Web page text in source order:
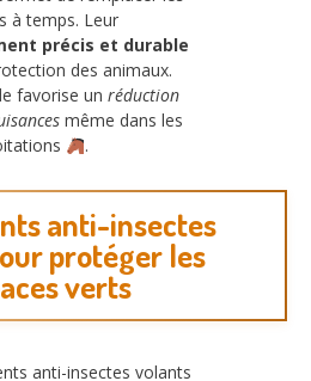
à temps. Leur
précis et durable
des animaux.
favorise un réduction
même dans les
.
anti-insectes
protéger les
verts
anti-insectes volants